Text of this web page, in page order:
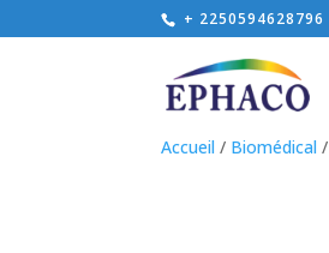
+ 2250594628796
Accueil / Biomédical /